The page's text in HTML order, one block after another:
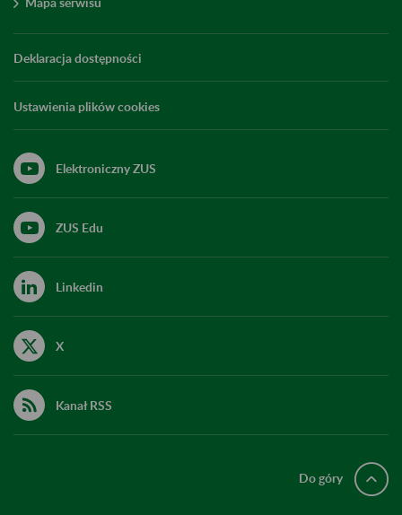
Deklaracja dostępności
Ustawienia plików cookies
Elektroniczny ZUS
ZUS Edu
Linkedin
X
Kanał RSS
Do góry